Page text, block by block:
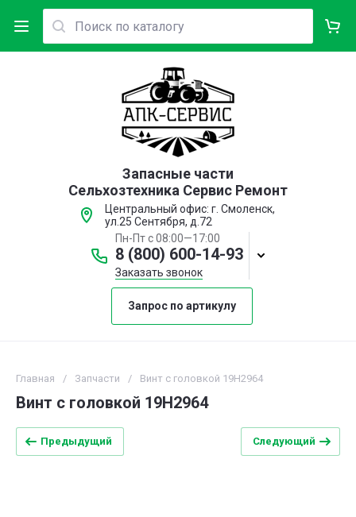
Запасные части
Сельхозтехника Сервис Ремонт
Центральный офис: г. Смоленск,
ул.25 Сентября, д.72
Пн-Пт с 08:00—17:00
8 (800) 600-14-93
Заказать звонок
Запрос по артикулу
Главная / Запчасти / Винт с головкой 19H2964
Винт с головкой 19H2964
Предыдущий Следующий